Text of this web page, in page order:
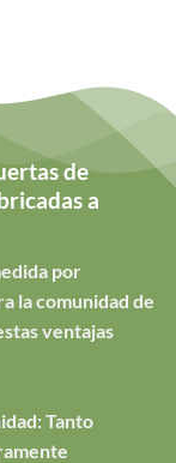
de
a
por
la comunidad de
ventajas
Tanto